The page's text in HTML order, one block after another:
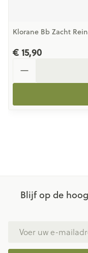
Klorane Bb Zacht
€ 15,90
Blijf op de